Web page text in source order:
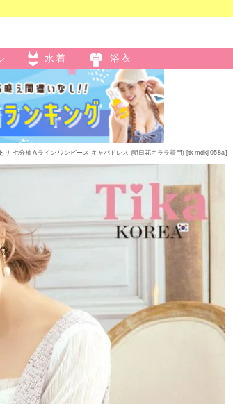
水着 浴衣
七分袖 Aライン ワンピース キャバドレス (明日花キララ着用) [tk-mdkj-058a]